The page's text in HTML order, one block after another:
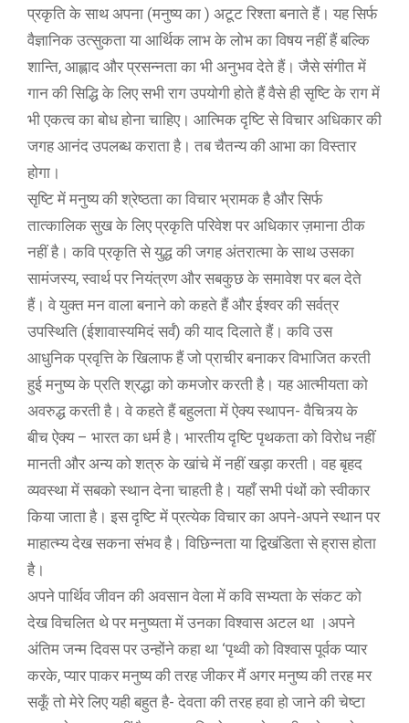
प्रकृति के साथ अपना (मनुष्य का ) अटूट रिश्ता बनाते हैं। यह सिर्फ
वैज्ञानिक उत्सुकता या आर्थिक लाभ के लोभ का विषय नहीं हैं बल्कि
शान्ति, आह्लाद और प्रसन्नता का भी अनुभव देते हैं। जैसे संगीत में
गान की सिद्धि के लिए सभी राग उपयोगी होते हैं वैसे ही सृष्टि के राग में
भी एकत्व का बोध होना चाहिए। आत्मिक दृष्टि से विचार अधिकार की
जगह आनंद उपलब्ध कराता है। तब चैतन्य की आभा का विस्तार
होगा।
सृष्टि में मनुष्य की श्रेष्ठता का विचार भ्रामक है और सिर्फ
तात्कालिक सुख के लिए प्रकृति परिवेश पर अधिकार ज़माना ठीक
नहीं है। कवि प्रकृति से युद्ध की जगह अंतरात्मा के साथ उसका
सामंजस्य, स्वार्थ पर नियंत्रण और सबकुछ के समावेश पर बल देते
हैं। वे युक्त मन वाला बनाने को कहते हैं और ईश्वर की सर्वत्र
उपस्थिति (ईशावास्यमिदं सर्वं) की याद दिलाते हैं। कवि उस
आधुनिक प्रवृत्ति के खिलाफ हैं जो प्राचीर बनाकर विभाजित करती
हुई मनुष्य के प्रति श्रद्धा को कमजोर करती है। यह आत्मीयता को
अवरुद्ध करती है। वे कहते हैं बहुलता में ऐक्य स्थापन- वैचित्र्य के
बीच ऐक्य – भारत का धर्म है। भारतीय दृष्टि पृथकता को विरोध नहीं
मानती और अन्य को शत्रु के खांचे में नहीं खड़ा करती। वह बृहद
व्यवस्था में सबको स्थान देना चाहती है। यहाँ सभी पंथों को स्वीकार
किया जाता है। इस दृष्टि में प्रत्येक विचार का अपने-अपने स्थान पर
माहात्म्य देख सकना संभव है। विछिन्नता या द्विखंडिता से ह्रास होता
है।
अपने पार्थिव जीवन की अवसान वेला में कवि सभ्यता के संकट को
देख विचलित थे पर मनुष्यता में उनका विश्वास अटल था ।अपने
अंतिम जन्म दिवस पर उन्होंने कहा था ‘पृथ्वी को विश्वास पूर्वक प्यार
करके, प्यार पाकर मनुष्य की तरह जीकर मैं अगर मनुष्य की तरह मर
सकूँ तो मेरे लिए यही बहुत है- देवता की तरह हवा हो जाने की चेष्टा